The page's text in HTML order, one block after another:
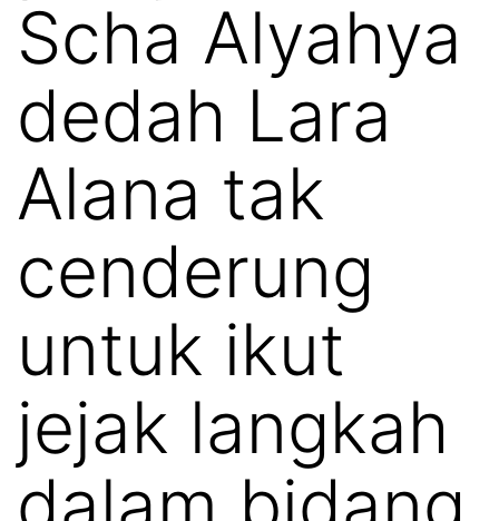
Scha Alyahya
dedah Lara
Alana tak
cenderung
untuk ikut
jejak langkah